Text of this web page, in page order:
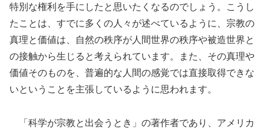
特別な権利を手にしたと思いたくなるのでしょう。こうし
たことは、すでに多くの人々が述べているように、宗教の
真理と価値は、自然の秩序が人間世界の秩序や被造世界と
の接触から生じると考えられています。また、その真理や
価値そのものを、普遍的な人間の感覚では直接取得できな
いということを主張しているように思われます。
「科学が宗教と出会うとき」の著作者であり、アメリカ